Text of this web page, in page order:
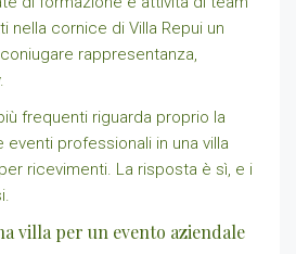
nella cornice di Villa Repui un
rappresentanza,
frequenti riguarda proprio la
professionali in una villa
ricevimenti. La risposta è sì, e i
villa per un evento aziendale